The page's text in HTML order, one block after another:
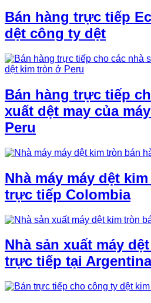
Bán hàng trực tiếp
dệt công ty dệt
Bán hàng trực tiếp
xuất dệt may của
Peru
Nhà máy máy dệt
trực tiếp Colombia
Nhà sản xuất máy
trực tiếp tại Argentina